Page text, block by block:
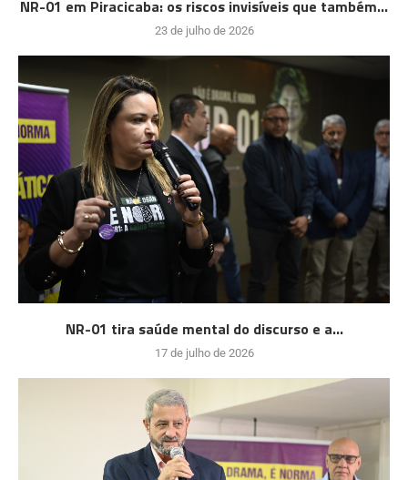
NR-01 em Piracicaba: os riscos invisíveis que também...
23 de julho de 2026
NR-01 tira saúde mental do discurso e a...
17 de julho de 2026